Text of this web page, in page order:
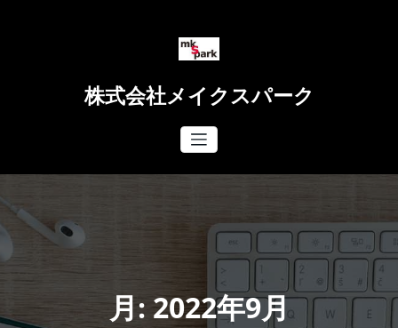
株式会社メイクスパーク
月: 2022年9月